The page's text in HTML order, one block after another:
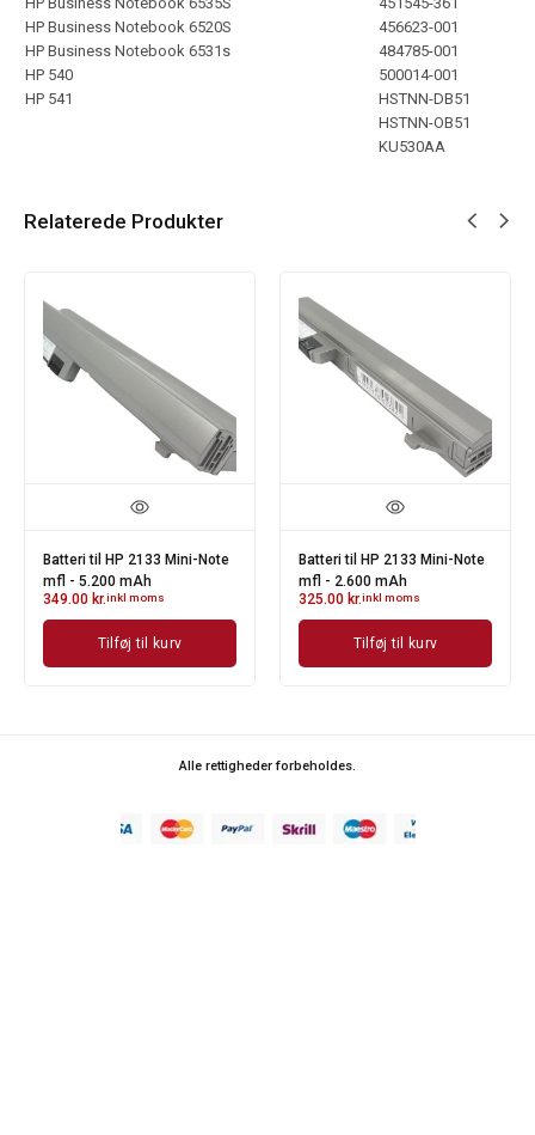
HP Business Notebook 6520S
HP Business Notebook 6531s
HP 540
HP 541
456623-001
484785-001
500014-001
HSTNN-DB51
HSTNN-OB51
KU530AA
Relaterede Produkter
Batteri til HP 2133 Mini-Note
mfl - 5.200 mAh
349.00 kr.inkl moms
Tilføj til kurv
Batteri til HP 2133 Mini-Note
mfl - 2.600 mAh
325.00 kr.inkl moms
Tilføj til kurv
Alle rettigheder forbeholdes.